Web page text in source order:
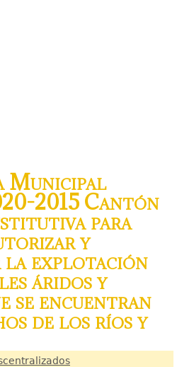
Municipal
2015 Cantón
para
y
explotación
áridos y
se encuentran
de los ríos y